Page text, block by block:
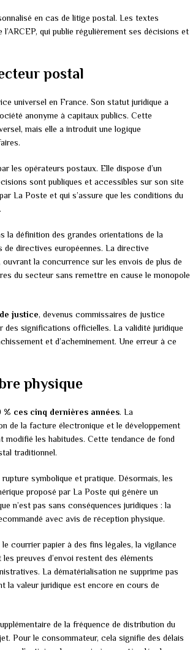
en cas de litige postal. Les textes
l’ARCEP, qui publie régulièrement ses décisions et
postal
universel en France. Son statut juridique a
anonyme à capitaux publics. Cette
mais elle a introduit une logique
les opérateurs postaux. Elle dispose d’un
sont publiques et accessibles sur son site
La Poste et qui s’assure que les conditions du
la définition des grandes orientations de la
directives européennes. La directive
ouvrant la concurrence sur les envois de plus de
du secteur sans remettre en cause le monopole
justice, devenus commissaires de justice
des significations officielles. La validité juridique
et d’acheminement. Une erreur à ce
physique
% ces cinq dernières années. La
de la facture électronique et le développement
les habitudes. Cette tendance de fond
traditionnel.
symbolique et pratique. Désormais, les
proposé par La Poste qui génère un
n’est pas sans conséquences juridiques : la
avec avis de réception physique.
courrier papier à des fins légales, la vigilance
les preuves d’envoi restent des éléments
La dématérialisation ne supprime pas
la valeur juridique est encore en cours de
de la fréquence de distribution du
Pour le consommateur, cela signifie des délais